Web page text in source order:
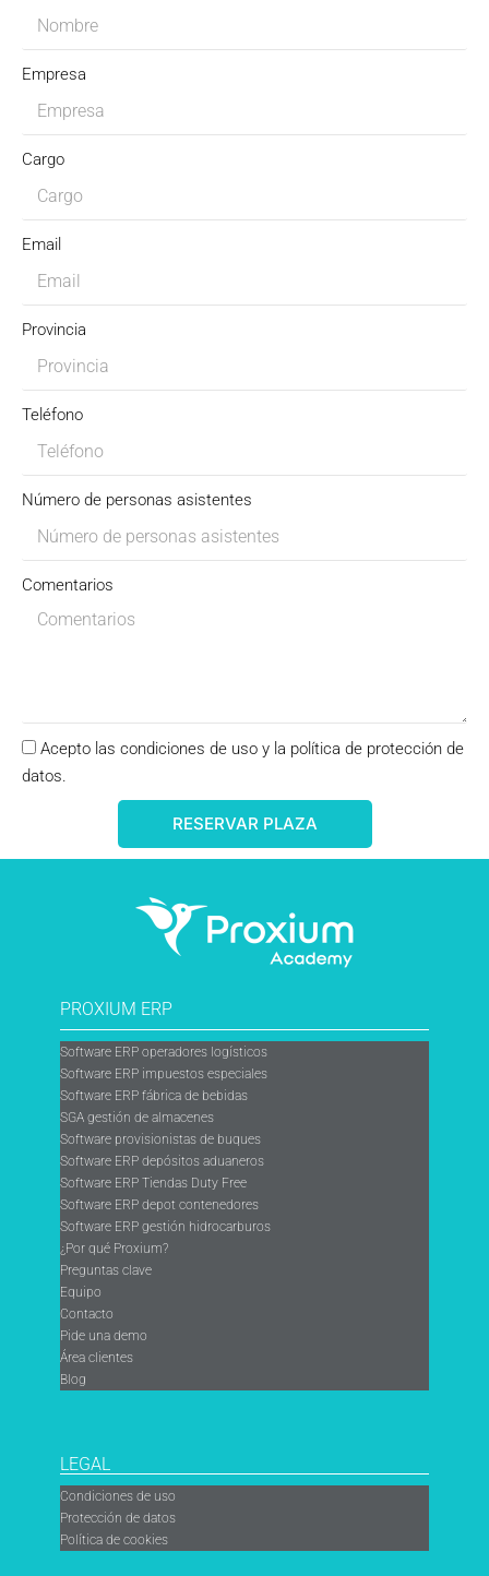
Empresa
Cargo
Email
Provincia
Teléfono
Número de personas asistentes
Comentarios
Acepto las condiciones de uso y la política de protección de
datos.
RESERVAR PLAZA
PROXIUM ERP
Software ERP operadores logísticos
Software ERP impuestos especiales
Software ERP fábrica de bebidas
SGA gestión de almacenes
Software provisionistas de buques
Software ERP depósitos aduaneros
Software ERP Tiendas Duty Free
Software ERP depot contenedores
Software ERP gestión hidrocarburos
¿Por qué Proxium?
Preguntas clave
Equipo
Contacto
Pide una demo
Área clientes
Blog
LEGAL
Condiciones de uso
Protección de datos
Política de cookies